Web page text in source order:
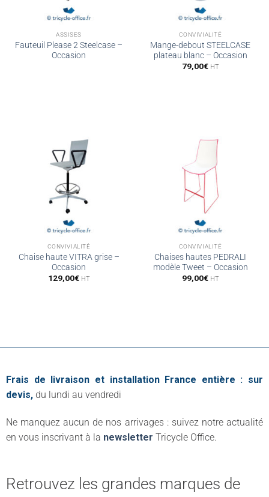
ASSISES
Fauteuil Please 2 Steelcase –
Occasion
CONVIVIALITÉ
Mange-debout STEELCASE
plateau blanc – Occasion
79,00€ HT
CONVIVIALITÉ
Chaise haute VITRA grise –
Occasion
129,00€ HT
CONVIVIALITÉ
Chaises hautes PEDRALI
modèle Tweet – Occasion
99,00€ HT
Frais de livraison et installation France entière : sur
devis, du lundi au vendredi
Ne manquez aucun de nos arrivages : suivez notre actualité
en vous inscrivant à la newsletter Tricycle Office.
Retrouvez les grandes marques de